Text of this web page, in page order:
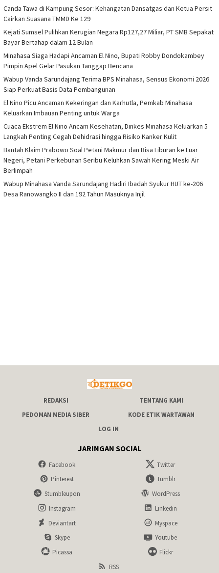
Canda Tawa di Kampung Sesor: Kehangatan Dansatgas dan Ketua Persit
Cairkan Suasana TMMD Ke 129
Kejati Sumsel Pulihkan Kerugian Negara Rp127,27 Miliar, PT SMB Sepakat
Bayar Bertahap dalam 12 Bulan
Minahasa Siaga Hadapi Ancaman El Nino, Bupati Robby Dondokambey
Pimpin Apel Gelar Pasukan Tanggap Bencana
Wabup Vanda Sarundajang Terima BPS Minahasa, Sensus Ekonomi 2026
Siap Perkuat Basis Data Pembangunan
El Nino Picu Ancaman Kekeringan dan Karhutla, Pemkab Minahasa
Keluarkan Imbauan Penting untuk Warga
Cuaca Ekstrem El Nino Ancam Kesehatan, Dinkes Minahasa Keluarkan 5
Langkah Penting Cegah Dehidrasi hingga Risiko Kanker Kulit
Bantah Klaim Prabowo Soal Petani Makmur dan Bisa Liburan ke Luar
Negeri, Petani Perkebunan Seribu Keluhkan Sawah Kering Meski Air
Berlimpah
Wabup Minahasa Vanda Sarundajang Hadiri Ibadah Syukur HUT ke-206
Desa Ranowangko II dan 192 Tahun Masuknya Injil
REDAKSI
TENTANG KAMI
PEDOMAN MEDIA SIBER
KODE ETIK WARTAWAN
LOG IN
JARINGAN SOCIAL
Facebook
Twitter
Pinterest
Tumblr
Stumbleupon
WordPress
Instagram
Linkedin
Deviantart
Myspace
Skype
Youtube
Picassa
Flickr
RSS